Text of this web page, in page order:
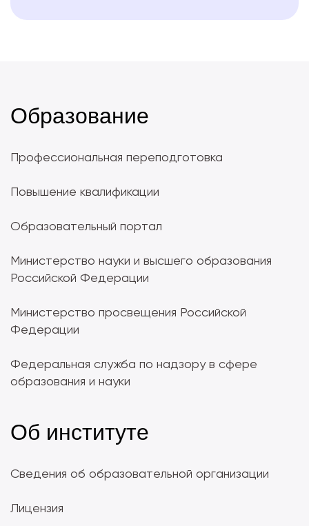
Образование
Профессиональная переподготовка
Повышение квалификации
Образовательный портал
Министерство науки и высшего образования
Российской Федерации
Министерство просвещения Российской
Федерации
Федеральная служба по надзору в сфере
образования и науки
Об институте
Сведения об образовательной организации
Лицензия